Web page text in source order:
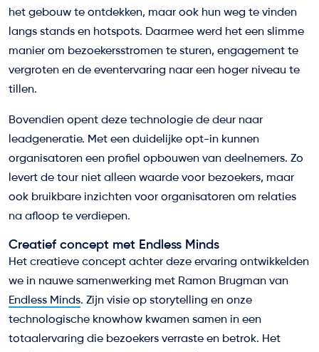
het gebouw te ontdekken, maar ook hun weg te vinden
langs stands en hotspots. Daarmee werd het een slimme
manier om bezoekersstromen te sturen, engagement te
vergroten en de eventervaring naar een hoger niveau te
tillen.
Bovendien opent deze technologie de deur naar
leadgeneratie. Met een duidelijke opt-in kunnen
organisatoren een profiel opbouwen van deelnemers. Zo
levert de tour niet alleen waarde voor bezoekers, maar
ook bruikbare inzichten voor organisatoren om relaties
na afloop te verdiepen.
Creatief concept met Endless Minds
Het creatieve concept achter deze ervaring ontwikkelden
we in nauwe samenwerking met Ramon Brugman van
Endless Minds. Zijn visie op storytelling en onze
technologische knowhow kwamen samen in een
totaalervaring die bezoekers verraste en betrok. Het